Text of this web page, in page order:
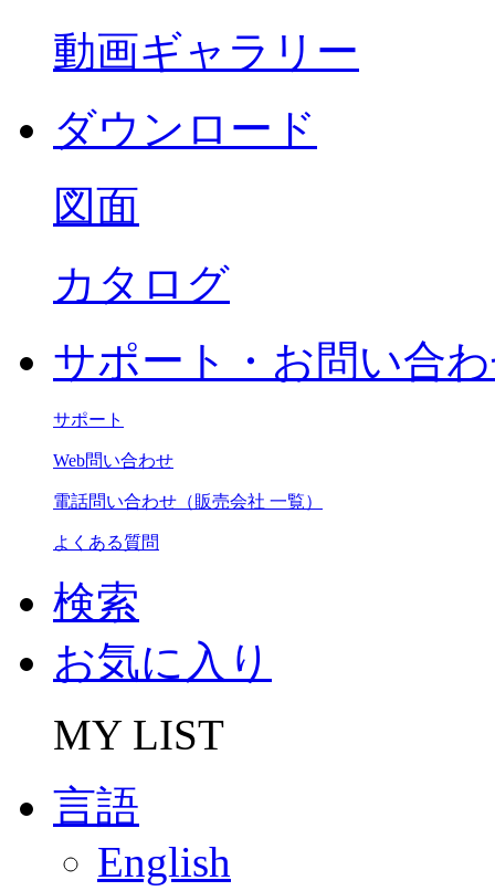
動画ギャラリー
ダウンロード
図面
カタログ
サポート・お問い合
サポート
Web問い合わせ
電話問い合わせ（販売会社 一覧）
よくある質問
検索
お気に入り
MY LIST
言語
English